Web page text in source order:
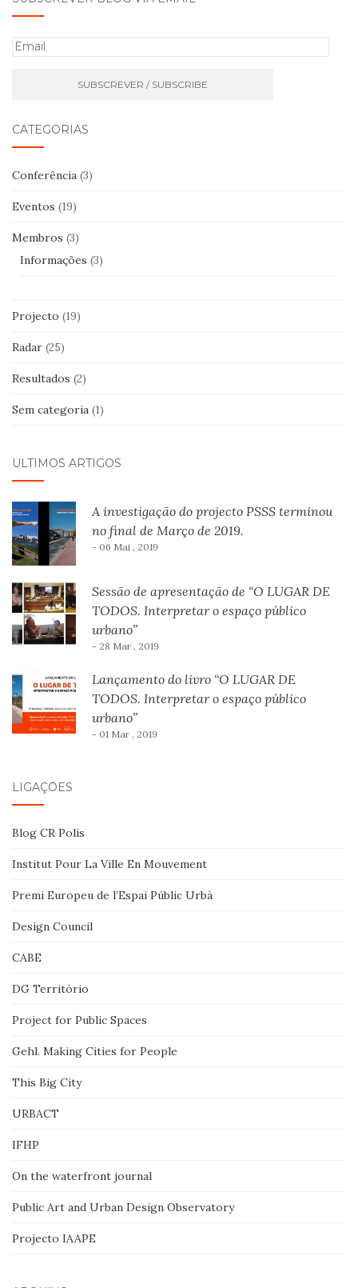
E
CATEGORIAS
Conferência (3)
Eventos (19)
Membros (3)
Informações (3)
Projecto (19)
Radar (25)
Resultados (2)
Sem categoria (1)
ÚLTIMOS ARTIGOS
A investigação do projecto PSSS terminou
no final de Março de 2019.
- 06 Mai , 2019
Sessão de apresentação de “O LUGAR DE
TODOS. Interpretar o espaço público
urbano”
- 28 Mar , 2019
Lançamento do livro “O LUGAR DE
TODOS. Interpretar o espaço público
urbano”
- 01 Mar , 2019
LIGAÇÕES
Blog CR Polis
Institut Pour La Ville En Mouvement
Premi Europeu de l’Espai Públic Urbà
Design Council
CABE
DG Território
Project for Public Spaces
Gehl. Making Cities for People
This Big City
URBACT
IFHP
On the waterfront journal
Public Art and Urban Design Observatory
Projecto IAAPE